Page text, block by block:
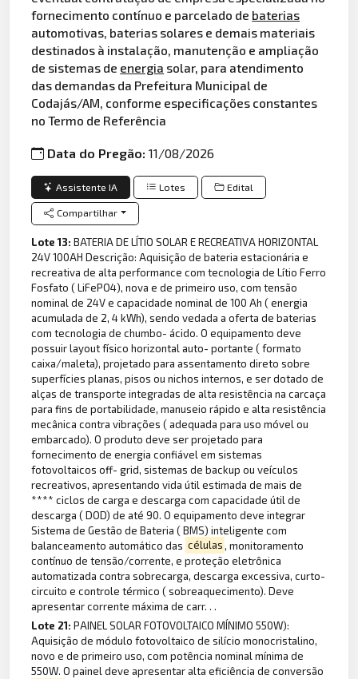
fornecimento contínuo e parcelado de baterias
automotivas, baterias solares e demais materiais
destinados à instalação, manutenção e ampliação
de sistemas de energia solar, para atendimento
das demandas da Prefeitura Municipal de
Codajás/AM, conforme especificações constantes
no Termo de Referência
Data do Pregão:11/08/2026
Assistente IA Lotes Edital
Compartilhar
Lote 13:BATERIA DE LÍTIO SOLAR E RECREATIVA HORIZONTAL
24V 100AH Descrição: Aquisição de bateria estacionária e
recreativa de alta performance com tecnologia de Lítio Ferro
Fosfato ( LiFePO4), nova e de primeiro uso, com tensão
nominal de 24V e capacidade nominal de 100 Ah ( energia
acumulada de 2, 4 kWh), sendo vedada a oferta de baterias
com tecnologia de chumbo- ácido. O equipamento deve
possuir layout físico horizontal auto- portante ( formato
caixa/maleta), projetado para assentamento direto sobre
superfícies planas, pisos ou nichos internos, e ser dotado de
alças de transporte integradas de alta resistência na carcaça
para fins de portabilidade, manuseio rápido e alta resistência
mecânica contra vibrações ( adequada para uso móvel ou
embarcado). O produto deve ser projetado para
fornecimento de energia confiável em sistemas
fotovoltaicos off- grid, sistemas de backup ou veículos
recreativos, apresentando vida útil estimada de mais de
**** ciclos de carga e descarga com capacidade útil de
descarga ( DOD) de até 90. O equipamento deve integrar
Sistema de Gestão de Bateria ( BMS) inteligente com
balanceamento automático das células, monitoramento
contínuo de tensão/corrente, e proteção eletrônica
automatizada contra sobrecarga, descarga excessiva, curto-
circuito e controle térmico ( sobreaquecimento). Deve
apresentar corrente máxima de carr. . .
Lote 21:PAINEL SOLAR FOTOVOLTAICO MÍNIMO 550W):
Aquisição de módulo fotovoltaico de silício monocristalino,
novo e de primeiro uso, com potência nominal mínima de
550W. O painel deve apresentar alta eficiência de conversão